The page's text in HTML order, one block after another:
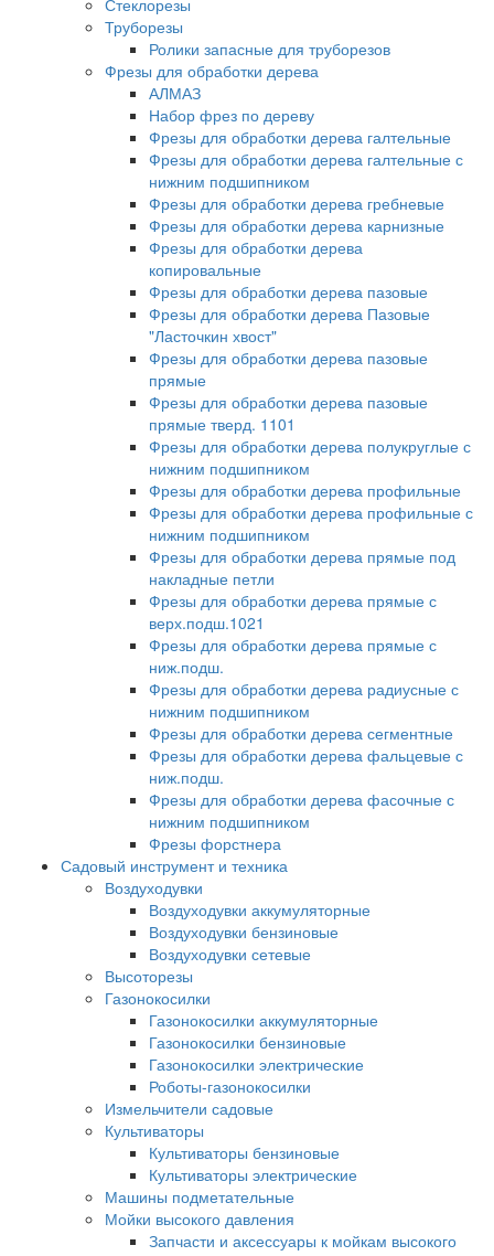
Стеклорезы
Труборезы
Ролики запасные для труборезов
Фрезы для обработки дерева
АЛМАЗ
Набор фрез по дереву
Фрезы для обработки дерева галтельные
Фрезы для обработки дерева галтельные с
нижним подшипником
Фрезы для обработки дерева гребневые
Фрезы для обработки дерева карнизные
Фрезы для обработки дерева
копировальные
Фрезы для обработки дерева пазовые
Фрезы для обработки дерева Пазовые
"Ласточкин хвост"
Фрезы для обработки дерева пазовые
прямые
Фрезы для обработки дерева пазовые
прямые тверд. 1101
Фрезы для обработки дерева полукруглые с
нижним подшипником
Фрезы для обработки дерева профильные
Фрезы для обработки дерева профильные с
нижним подшипником
Фрезы для обработки дерева прямые под
накладные петли
Фрезы для обработки дерева прямые с
верх.подш.1021
Фрезы для обработки дерева прямые с
ниж.подш.
Фрезы для обработки дерева радиусные с
нижним подшипником
Фрезы для обработки дерева сегментные
Фрезы для обработки дерева фальцевые с
ниж.подш.
Фрезы для обработки дерева фасочные с
нижним подшипником
Фрезы форстнера
Садовый инструмент и техника
Воздуходувки
Воздуходувки аккумуляторные
Воздуходувки бензиновые
Воздуходувки сетевые
Высоторезы
Газонокосилки
Газонокосилки аккумуляторные
Газонокосилки бензиновые
Газонокосилки электрические
Роботы-газонокосилки
Измельчители садовые
Культиваторы
Культиваторы бензиновые
Культиваторы электрические
Машины подметательные
Мойки высокого давления
Запчасти и аксессуары к мойкам высокого